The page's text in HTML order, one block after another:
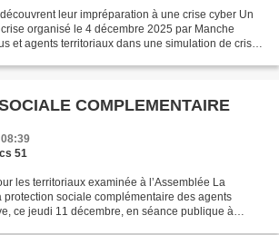
leur impréparation à une crise cyber Un
organisé le 4 décembre 2025 par Manche
et agents territoriaux dans une simulation de crise
COMPLEMENTAIRE
51
les territoriaux examinée à l’Assemblée La
sociale complémentaire des agents
ce jeudi 11 décembre, en séance publique à